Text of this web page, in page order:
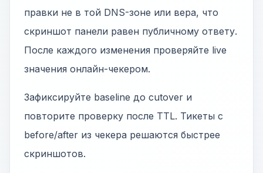
правки не в той DNS-зоне или вера, что
скриншот панели равен публичному ответу.
После каждого изменения проверяйте live
значения онлайн-чекером.
Зафиксируйте baseline до cutover и
повторите проверку после TTL. Тикеты с
before/after из чекера решаются быстрее
скриншотов.